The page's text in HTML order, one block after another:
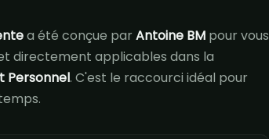
a été conçue parAntoine BM pour vous
directement applicables dans la
Personnel. C'est le raccourci idéal pour